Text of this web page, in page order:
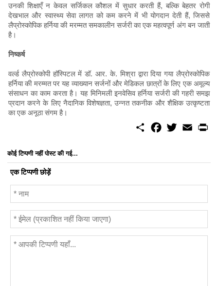
उनकी शिक्षाएँ न केवल सर्जिकल कौशल में सुधार करती हैं, बल्कि बेहतर रोगी
देखभाल और स्वास्थ्य सेवा लागत को कम करने में भी योगदान देती हैं, जिससे
लैप्रोस्कोपिक हर्निया की मरम्मत समकालीन सर्जरी का एक महत्वपूर्ण अंग बन जाती
है।
निष्कर्ष
वर्ल्ड लैप्रोस्कोपी हॉस्पिटल में डॉ. आर. के. मिश्रा द्वारा दिया गया लैप्रोस्कोपिक
हर्निया की मरम्मत पर यह व्याख्यान सर्जनों और मेडिकल छात्रों के लिए एक अमूल्य
संसाधन का काम करता है। यह मिनिमली इनवेसिव हर्निया सर्जरी की गहरी समझ
प्रदान करने के लिए नैदानिक ​​विशेषज्ञता, उन्नत तकनीक और शैक्षिक उत्कृष्टता
का एक अनूठा संगम है।
S
o
w
e
E
m
कोई टिप्पणी नहीं पोस्ट की गई...
एक टिप्पणी छोड़ें